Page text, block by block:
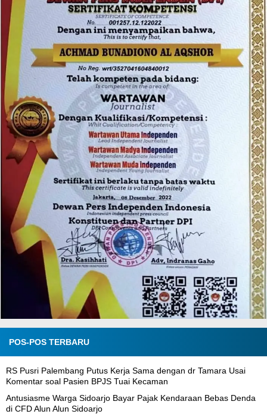
POS-POS TERBARU
RS Pusri Palembang Putus Kerja Sama dengan dr Tamara Usai
Komentar soal Pasien BPJS Tuai Kecaman
Antusiasme Warga Sidoarjo Bayar Pajak Kendaraan Bebas Denda
di CFD Alun Alun Sidoarjo